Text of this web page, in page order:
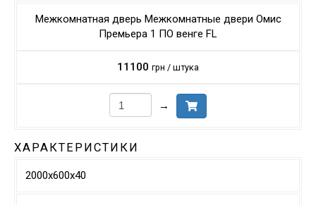
Межкомнатная дверь Межкомнатные двери Омис
Премьера 1 ПО венге FL
11100 грн / штука
→
ХАРАКТЕРИСТИКИ
2000х600х40